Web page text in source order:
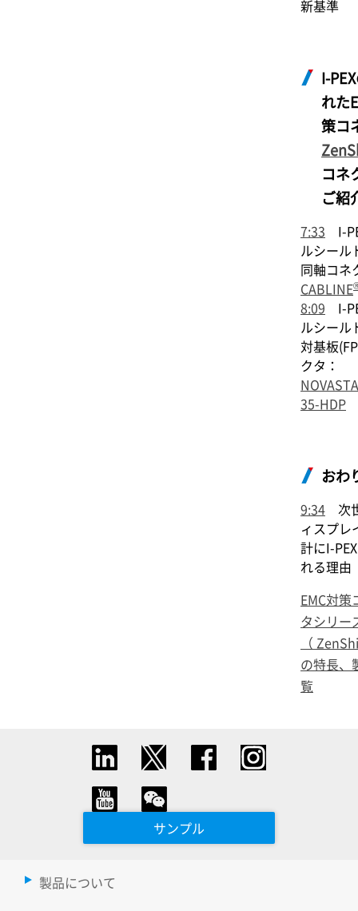
新基準
I-PEX
れた
策コ
コネ
ご紹
7:33
I-
ルシール
同軸コネ
CABLINE
8:09
I-
ルシール
対基板
クタ：
35-HDP
おわ
9:34 次
ィスプレ
計にI-PEX
れる理由
EMC対策
タシリー
（
の特長、
覧
サンプル
製品について